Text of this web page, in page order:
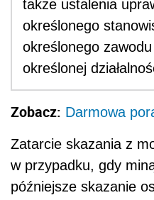
także ustalenia
określonego
określonego
określonej
Zobacz: Darmowa
Zatarcie skazania z
w przypadku, gdy
późniejsze skazanie